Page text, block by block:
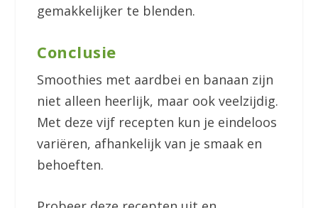
gemakkelijker te blenden.
Conclusie
Smoothies met aardbei en banaan zijn
niet alleen heerlijk, maar ook veelzijdig.
Met deze vijf recepten kun je eindeloos
variëren, afhankelijk van je smaak en
behoeften.